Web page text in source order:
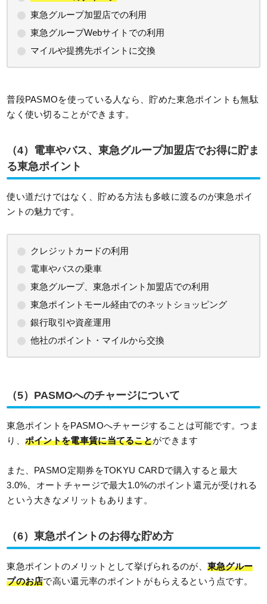
東急グループ加盟店での利用
東急グループWebサイトでの利用
マイルや提携先ポイントに交換
普段PASMOを使っている人なら、貯めた東急ポイントも無駄
なく使い切ることができます。
（4）電車やバス、東急グループ加盟店でお得に貯ま
る東急ポイント
使い道だけではなく、貯める方法も多岐に渡るのが東急ポイ
ントの魅力です。
クレジットカードの利用
電車やバスの乗車
東急グループ、東急ポイント加盟店での利用
東急ポイントモール経由でのネットショッピング
銀行取引や資産運用
他社のポイント・マイルから交換
（5）PASMOへのチャージについて
東急ポイントをPASMOへチャージすることは可能です。つま
り、 ポイントを電車賃に当てることができます
また、PASMO定期券をTOKYU CARDで購入すると最大
3.0%、オートチャージで最大1.0%のポイント還元が受けれる
という大きなメリットもあります。
（6）東急ポイントのお得な貯め方
東急ポイントのメリットとして挙げられるのが、 東急グルー
プのお店で高い還元率のポイントがもらえるという点です。